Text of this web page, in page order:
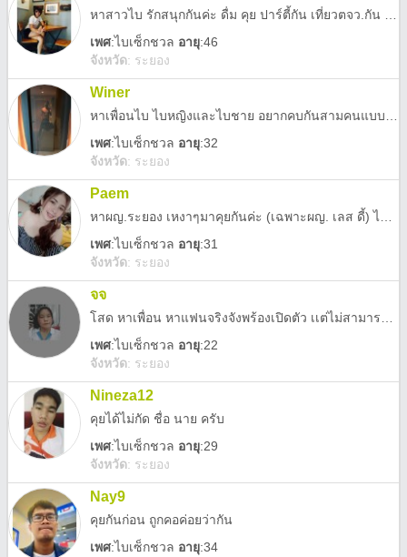
เพศ:ไบเซ็กชวล อายุ:46
จังหวัด: ระยอง
Winer
เพศ:ไบเซ็กชวล อายุ:32
จังหวัด: ระยอง
Paem
เพศ:ไบเซ็กชวล อายุ:31
จังหวัด: ระยอง
จจ
เพศ:ไบเซ็กชวล อายุ:22
จังหวัด: ระยอง
Nineza12
คุยได้ไม่กัด ชื่อ นาย ครับ
เพศ:ไบเซ็กชวล อายุ:29
จังหวัด: ระยอง
Nay9
คุยกันก่อน ถูกคอค่อยว่ากัน
เพศ:ไบเซ็กชวล อายุ:34